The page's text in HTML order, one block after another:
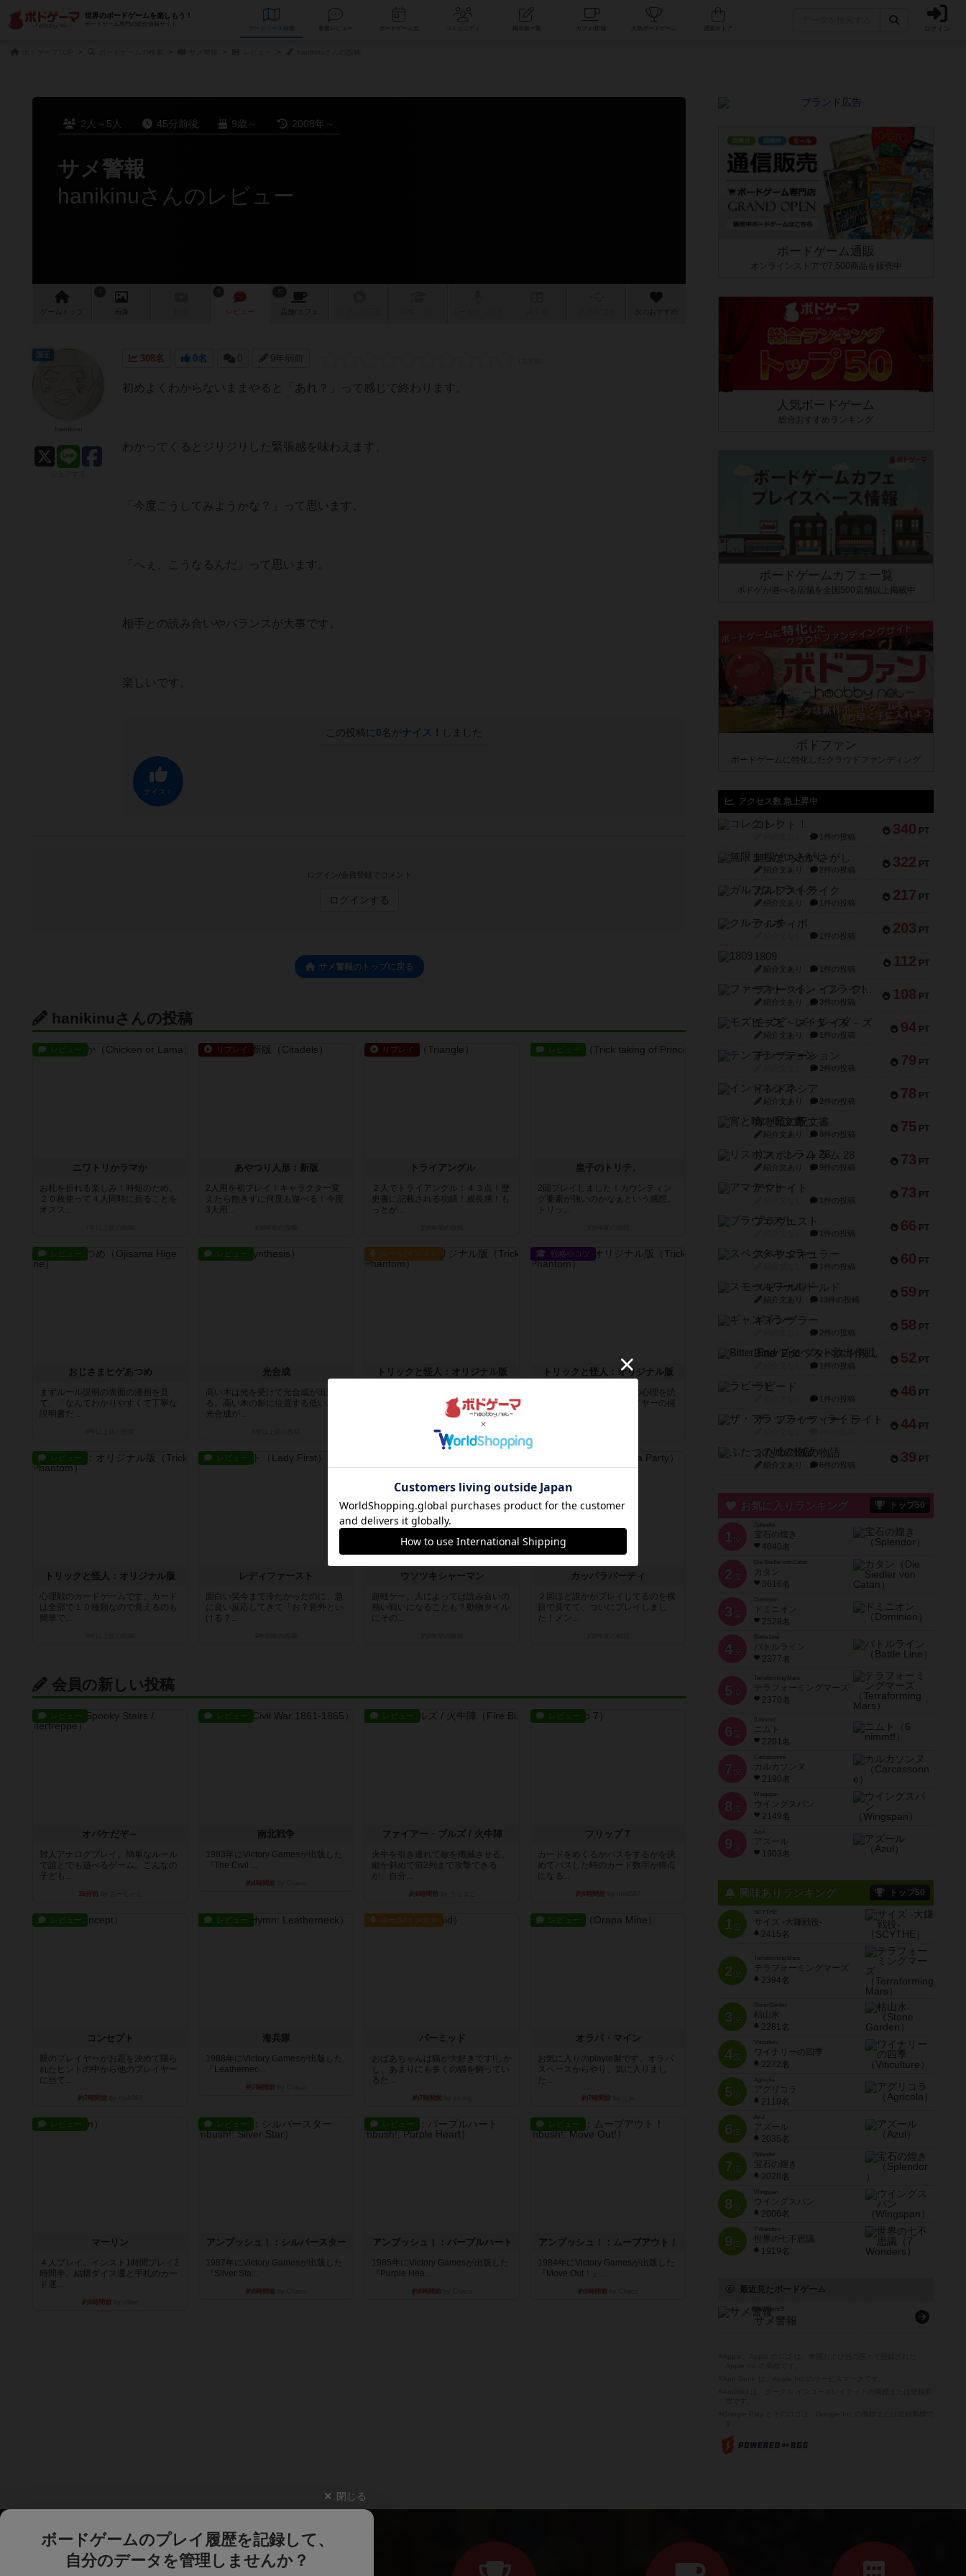
世界のボードゲームを楽しもう！
ボードゲーム専門の総合情報サイト
データベース コミュニティ 人気ボードゲーム ログイン
2人～5人 45分前後 9歳～ 2008年～
サメ警報
hanikinuさんのレビュー
ゲーム 画像 レビュー 店舗/ カフェ 次のおすすめ
308名 0名 0 9年弱前
初めよくわからないままやると「あれ？」って感じで終わります。
わかってくるとジリジリした緊張感を味わえます。
「今度こうしてみようかな？」って思います。
「へぇ、こうなるんだ」って思います。
相手との読み合いやバランスが大事です。
楽しいです。
この投稿に 0名がナイス！ しました
ナイス！
国王
ログイン/会員登録でコメント
ログインする
サメ警報のトップに戻る
hanikinuさんの投稿
レビュー
ニワトリかラマか
お札を折れる楽しみ！時短のため、
２０枚使って４人同時に折ることを
オスス...
リプレイ
あやつり人形：新版
2人用を初プレイ！キャラクター変
えたら飽きずに何度も遊べる！今度
3人用...
リプレイ
トライアングル
２人でトライアングル！４３点！歴
史書に記載される功績！成長感！も
っとが...
レビュー
皇子のトリテ。
2回プレイしました！カウンティン
グ要素が強いのかなぁという感想。
トリッ...
レビュー
おじさまヒゲあつめ
まずルール説明の表面の漫画を見
て、「なんてわかりやすくて丁寧な
説明書だ...
レビュー
光合成
高い木は光を受けて光合成が出来
る。高い木の影に位置する低い木は
光合成が...
ルール/インスト
トリックと怪人：オリジナル版
戦略やコツ
トリックと怪人：オリジナル版
コツは一言でいえば相手の心理を読
みきること。ただしプレイヤーの握
レビュー
トリックと怪人：オリジナル版
心理戦のカードゲームです。カード
は全部で１０種類なので覚えるのも
簡単で...
レビュー
レディファースト
面白い笑今まで冷たかったのに、急
に良い反応してきて「お？意外とい
ける？...
ウソツキシャーマン
超軽ゲー。人によっては読み合いの
熱い戦いになることも？動物タイル
にその...
カッパラパーティ
２回ほど誰かがプレイしてるのを横
目で見てて、ついにプレイしまし
た！メン...
会員の新しい投稿
レビュー
オバケだぞ～
対人アナログプレイ。簡単なルール
で誰とでも遊べるゲーム。こんなの
子ども...
36分前
レビュー
南北戦争
1983年にVictory Gamesが出版した
『The Civil ...
約4時間前
レビュー
ファイアー・ブルズ / 火牛陣
火牛を引き連れて敵を殲滅させる。
縦か斜めで前2列まで攻撃できる
が、自分...
約6時間前
レビュー
フリップ７
カードをめくるかパスをするかを決
めてパスした時のカード数字が得点
になる...
約6時間前
レビュー
コンセプト
親のプレイヤーがお題を決めて限ら
れたヒントの中から他のプレイヤー
に当て...
約7時間前
レビュー
海兵隊
1988年にVictory Gamesが出版した
『Leathernec...
約7時間前
ルール/インスト
パーミッド
おばあちゃんは猫が大好きです!しか
し、あまりにも多くの猫を飼ってい
るた...
約7時間前
レビュー
オラパ・マイン
お気に入りのplayte製です。オラパ
スペースからやり、気に入りまし
た...
約7時間前
レビュー
マーリン
４人プレイ。インスト1時間プレイ2
時間半。結構ダイス運と手札のカー
ド運...
約8時間前
レビュー
アンブッシュ！：シルバースター
1987年にVictory Gamesが出版した
『Silver Sta...
約8時間前
レビュー
アンブッシュ！：パープルハート
1985年にVictory Gamesが出版した
『Purple Hea...
約8時間前
レビュー
アンブッシュ！：ムーブアウト！
1984年にVictory Gamesが出版した
『Move Out！』...
約9時間前
ボードゲーム通販
オンラインストアで7,500商品を販売中
人気ボードゲーム
総合おすすめランキング
ボードゲームカフェ一覧
ボドゲが遊べる店舗を全国500店舗以上掲載中
ボドファン
ボードゲームに特化したクラウドファンディング
アクセス数 急上昇中
340 PT
コレクト！
1件の投稿
322 PT
無限まちがいさがし
紹介文あり 2件の投稿
217 PT
ガルフストライク
紹介文あり 1件の投稿
203 PT
クルティボ
1件の投稿
112 PT
1809
紹介文あり 1件の投稿
108 PT
ファースト・イン・フライト
紹介文あり 3件の投稿
94 PT
モズビ－ズ・レイダ－ズ
紹介文あり 1件の投稿
79 PT
テンプテーション
2件の投稿
78 PT
インドネシア
紹介文あり 2件の投稿
75 PT
宵と暁の呪文書
紹介文あり 8件の投稿
73 PT
リスボン・トラム 28
紹介文あり 9件の投稿
73 PT
アマナイト
1件の投稿
66 PT
ブラヴェスト
1件の投稿
60 PT
スペクタキュラー
1件の投稿
59 PT
スモールワールド
紹介文あり 13件の投稿
58 PT
ギャンブラー
2件の投稿
52 PT
Bitter End ブタペスト救出作戦
1件の投稿
46 PT
ラピード
1件の投稿
44 PT
ザ・フラッフィー・ライト
39 PT
ふたつの城の物語
紹介文あり 6件の投稿
お気に入りランキング トップ50
1 位
宝石の煌き
4040名
2 位
Die Siedler von Catan
カタン
3616名
3 位
ドミニオン
2528名
4位
Battle Line
バトルライン
2377名
5 位
Terraforming Mars
テラフォーミングマーズ
2370名
6 位
ニムト
2201名
7 位
Carcassonne
カルカソンヌ
2190名
8 位
Wingspan
ウイングスパン
2149名
9 位
Azul
アズール
1903名
興味ありランキング トップ50
1位
SCYTHE
サイズ -大鎌戦役-
2415名
2位
Terraforming Mars
テラフォーミングマーズ
2394名
3位
Stone Garden
枯山水
2281名
4位
Viticulture
ワイナリーの四季
2272名
5位
Agricola
アグリコラ
2119名
6位
Azul
アズール
2035名
7位
宝石の煌き
2028名
8位
Wingspan
ウイングスパン
2006名
9位
7 Wonders
世界の七不思議
1919名
最近見たボードゲーム
Hai-Alarm!!!
サメ警報
閉じる
ボードゲームのプレイ履歴を記録して、
自分のデータを管理しませんか？